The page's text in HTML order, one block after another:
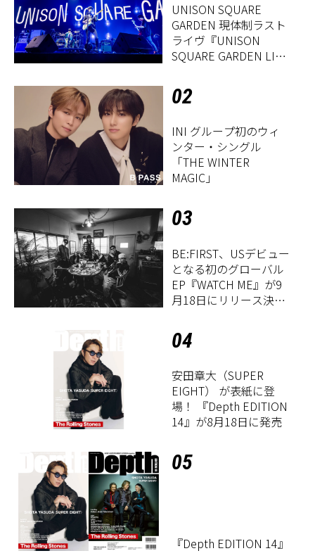
UNISON SQUARE
GARDEN 現体制ラスト
ライヴ『UNISON
SQUARE GARDEN LIVE
Period」』レポート
02
INI グループ初のウィ
ンター・シングル
「THE WINTER
MAGIC」
03
BE:FIRST、USデビュー
となる初のグローバル
EP『WATCH ME』が9
月18日にリリース決
04
安田章大（SUPER
EIGHT） が表紙に登
場！ 『Depth EDITION
14』が8月18日に発売
05
『Depth EDITION 14』